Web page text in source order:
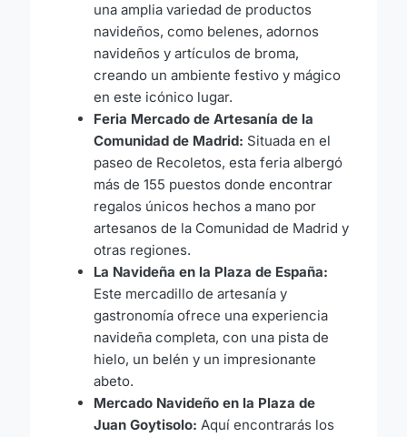
una amplia variedad de productos
navideños, como belenes, adornos
navideños y artículos de broma,
creando un ambiente festivo y mágico
en este icónico lugar.
Feria Mercado de Artesanía de la
Comunidad de Madrid: Situada en el
paseo de Recoletos, esta feria albergó
más de 155 puestos donde encontrar
regalos únicos hechos a mano por
artesanos de la Comunidad de Madrid y
otras regiones.
La Navideña en la Plaza de España:
Este mercadillo de artesanía y
gastronomía ofrece una experiencia
navideña completa, con una pista de
hielo, un belén y un impresionante
abeto.
Mercado Navideño en la Plaza de
Juan Goytisolo: Aquí encontrarás los